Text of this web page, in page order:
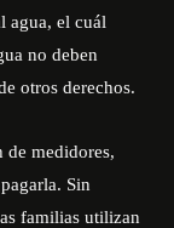
agua, el cuál
no deben
otros derechos.
de medidores,
Sin
familias utilizan